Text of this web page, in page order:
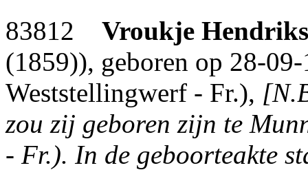
83812 Vroukje Hendriks
(1859)), geboren op 28-
Weststellingwerf - Fr.),
zou zij geboren zijn te
- Fr.). In de geboorteakte